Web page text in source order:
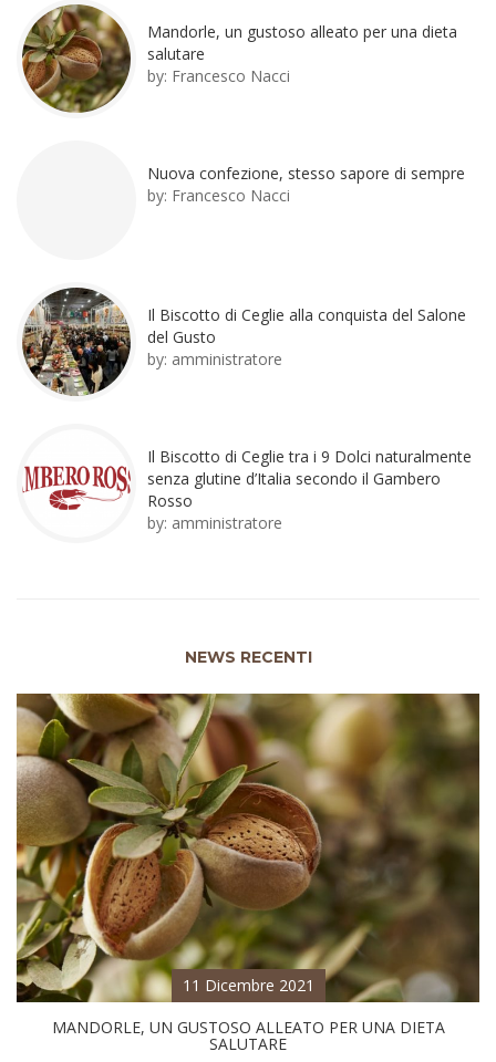
Mandorle, un gustoso alleato per una dieta
salutare
by: Francesco Nacci
Nuova confezione, stesso sapore di sempre
by: Francesco Nacci
Il Biscotto di Ceglie alla conquista del Salone
del Gusto
by: amministratore
Il Biscotto di Ceglie tra i 9 Dolci naturalmente
senza glutine d’Italia secondo il Gambero
Rosso
by: amministratore
NEWS RECENTI
11 Dicembre 2021
MANDORLE, UN GUSTOSO ALLEATO PER UNA DIETA
SALUTARE